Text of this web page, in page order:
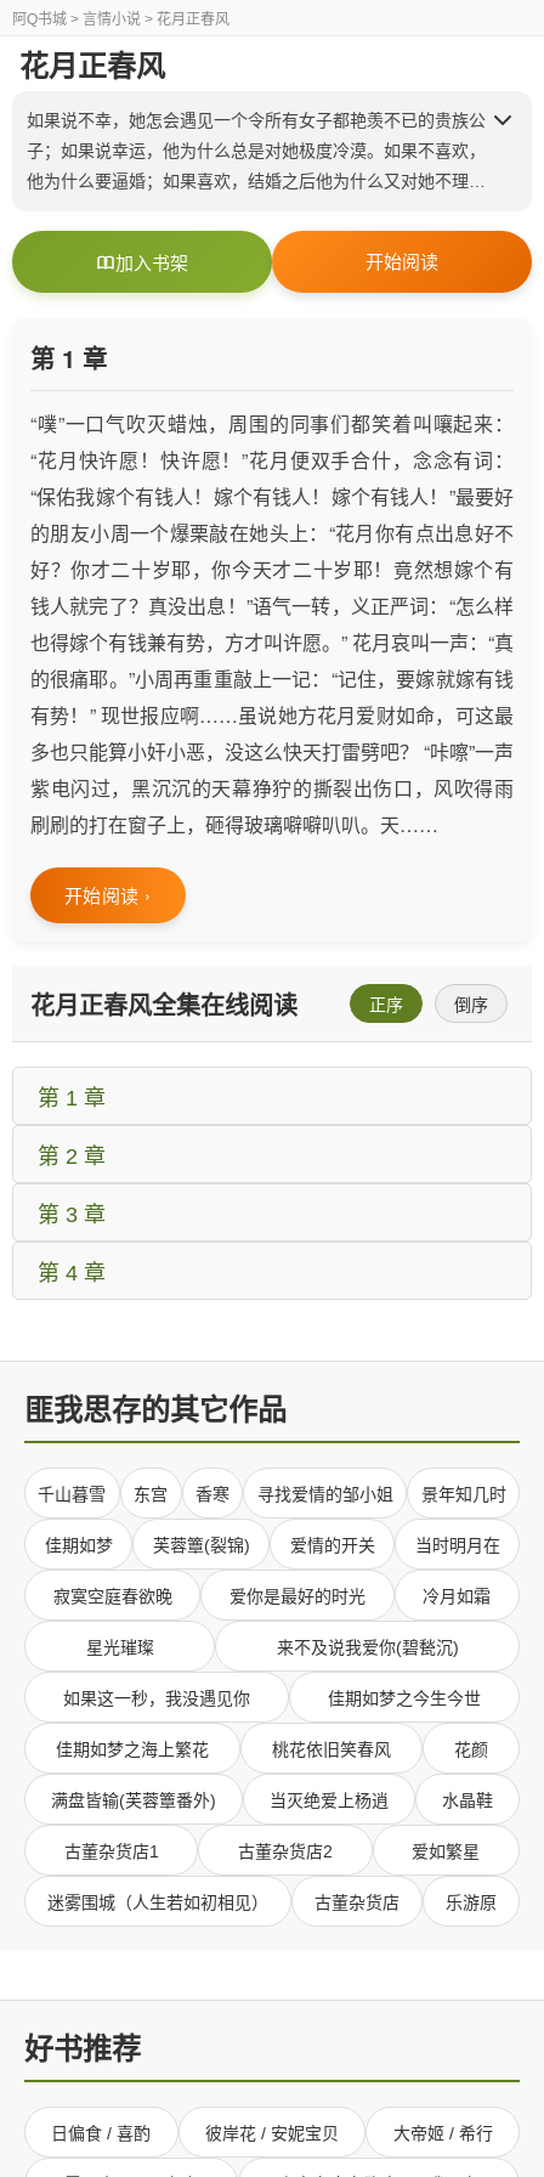
阿Q书城 > 言情小说 > 花月正春风
花月正春风
如果说不幸，她怎会遇见一个令所有女子都艳羡不已的贵族公
子；如果说幸运，他为什么总是对她极度冷漠。如果不喜欢，
他为什么要逼婚；如果喜欢，结婚之后他为什么又对她不理不
任素素。这场豪门贵公子与寒门女子的爱情，究竟是缘？是
加入书架 开始阅读
第 1 章
“噗”一口气吹灭蜡烛，周围的同事们都笑着叫嚷起来：
“花月快许愿！快许愿！”花月便双手合什，念念有词：
“保佑我嫁个有钱人！嫁个有钱人！嫁个有钱人！”最要好
的朋友小周一个爆栗敲在她头上：“花月你有点出息好不
好？你才二十岁耶，你今天才二十岁耶！竟然想嫁个有
钱人就完了？真没出息！”语气一转，义正严词：“怎么样
也得嫁个有钱兼有势，方才叫许愿。” 花月哀叫一声：“真
的很痛耶。”小周再重重敲上一记：“记住，要嫁就嫁有钱
有势！” 现世报应啊……虽说她方花月爱财如命，可这最
多也只能算小奸小恶，没这么快天打雷劈吧？ “咔嚓”一声
紫电闪过，黑沉沉的天幕狰狞的撕裂出伤口，风吹得雨
刷刷的打在窗子上，砸得玻璃噼噼叭叭。天……
开始阅读 ›
花月正春风全集在线阅读 正序 倒序
第 1 章
第 2 章
第 3 章
第 4 章
匪我思存的其它作品
千山暮雪 东宫 香寒 寻找爱情的邹小姐 景年知几时
佳期如梦 芙蓉簟(裂锦) 爱情的开关 当时明月在
寂寞空庭春欲晚 爱你是最好的时光 冷月如霜
星光璀璨 来不及说我爱你(碧甃沉)
如果这一秒，我没遇见你 佳期如梦之今生今世
佳期如梦之海上繁花 桃花依旧笑春风 花颜
满盘皆输(芙蓉簟番外) 当灭绝爱上杨逍 水晶鞋
古董杂货店1 古董杂货店2 爱如繁星
迷雾围城（人生若如初相见） 古董杂货店 乐游原
好书推荐
日偏食 / 喜酌 彼岸花 / 安妮宝贝 大帝姬 / 希行